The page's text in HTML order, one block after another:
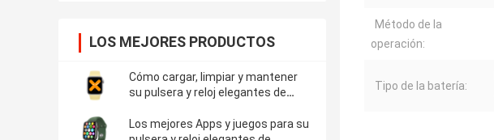
LOS MEJORES PRODUCTOS
Cómo cargar, limpiar y mantener
su pulsera y reloj elegantes de
Los mejores Apps y juegos para su
Método de la
operación:
Tipo de la batería: